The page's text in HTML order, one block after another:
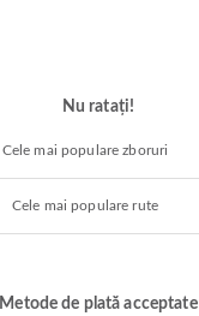
Nu ratați!
Cele mai populare zboruri
Cele mai populare rute
Metode de plată acceptate